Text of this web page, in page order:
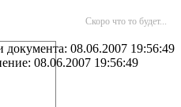
Скоро что то будет...
документа: 08.06.2007 19:56:49
08.06.2007 19:56:49